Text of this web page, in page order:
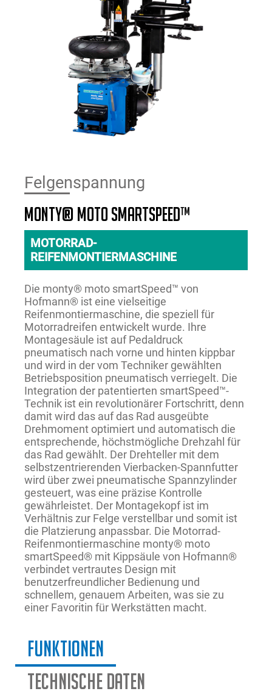
Felgenspannung
monty® MOTO smartSpeed™
MOTORRAD-
REIFENMONTIERMASCHINE
Die monty® moto smartSpeed™ von
Hofmann® ist eine vielseitige
Reifenmontiermaschine, die speziell für
Motorradreifen entwickelt wurde. Ihre
Montagesäule ist auf Pedaldruck
pneumatisch nach vorne und hinten kippbar
und wird in der vom Techniker gewählten
Betriebsposition pneumatisch verriegelt. Die
Integration der patentierten smartSpeed™-
Technik ist ein revolutionärer Fortschritt, denn
damit wird das auf das Rad ausgeübte
Drehmoment optimiert und automatisch die
entsprechende, höchstmögliche Drehzahl für
das Rad gewählt. Der Drehteller mit dem
selbstzentrierenden Vierbacken-Spannfutter
wird über zwei pneumatische Spannzylinder
gesteuert, was eine präzise Kontrolle
gewährleistet. Der Montagekopf ist im
Verhältnis zur Felge verstellbar und somit ist
die Platzierung anpassbar. Die Motorrad-
Reifenmontiermaschine monty® moto
smartSpeed® mit Kippsäule von Hofmann®
verbindet vertrautes Design mit
benutzerfreundlicher Bedienung und
schnellem, genauem Arbeiten, was sie zu
einer Favoritin für Werkstätten macht.
Funktionen
Technische Daten